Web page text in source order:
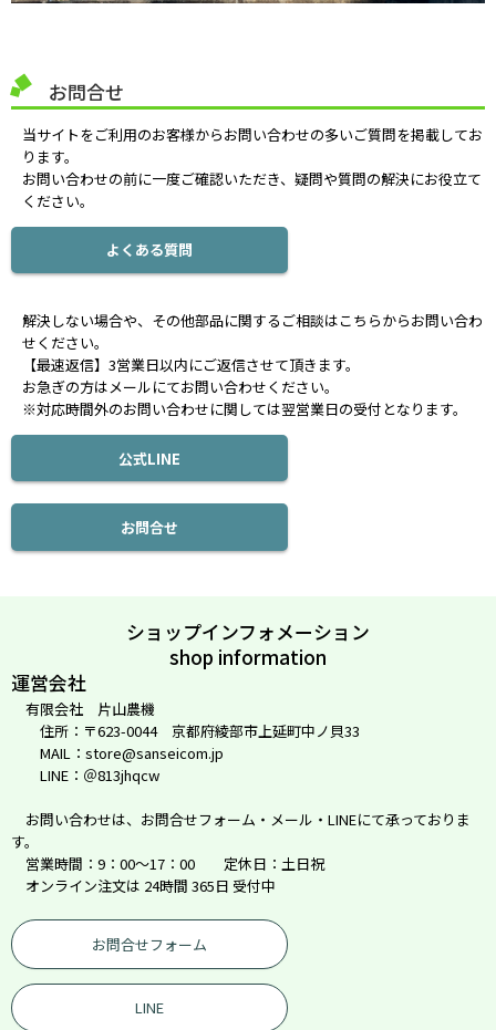
お問合せ
当サイトをご利用のお客様からお問い合わせの多いご質問を掲載してお
ります。
お問い合わせの前に一度ご確認いただき、疑問や質問の解決にお役立て
ください。
よくある質問
解決しない場合や、その他部品に関するご相談はこちらからお問い合わ
せください。
【最速返信】3営業日以内にご返信させて頂きます。
お急ぎの方はメールにてお問い合わせください。
※対応時間外のお問い合わせに関しては翌営業日の受付となります。
公式LINE
お問合せ
ショップインフォメーション
shop information
運営会社
有限会社 片山農機
住所：〒623-0044 京都府綾部市上延町中ノ貝33
MAIL：store@sanseicom.jp
LINE：＠813jhqcw
お問い合わせは、お問合せフォーム・メール・LINEにて承っておりま
す。
営業時間：9：00～17：00 定休日：土日祝
オンライン注文は 24時間 365日 受付中
お問合せフォーム
LINE